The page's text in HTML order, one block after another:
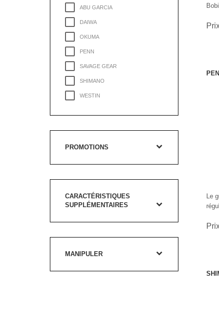
Le
ABU GARCIA
DAIWA
OKUMA
PENN
SAVAGE GEAR
SHIMANO
WESTIN
PROMOTIONS
CARACTÉRISTIQUES
SUPPLÉMENTAIRES
MANIPULER